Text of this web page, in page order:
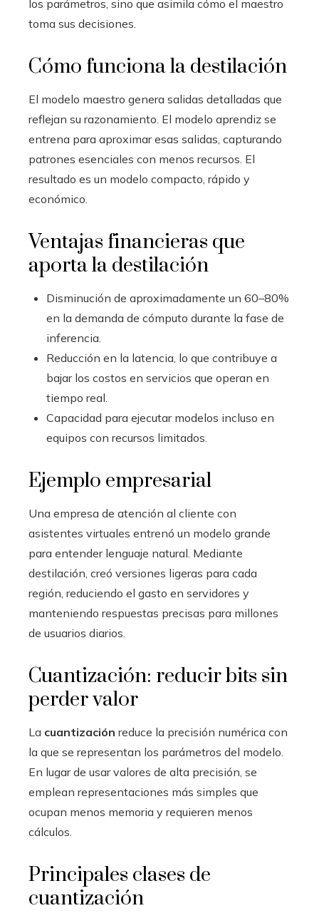
los parámetros, sino que asimila cómo el maestro
toma sus decisiones.
Cómo funciona la destilación
El modelo maestro genera salidas detalladas que
reflejan su razonamiento. El modelo aprendiz se
entrena para aproximar esas salidas, capturando
patrones esenciales con menos recursos. El
resultado es un modelo compacto, rápido y
económico.
Ventajas financieras que
aporta la destilación
Disminución de aproximadamente un 60–80%
en la demanda de cómputo durante la fase de
inferencia.
Reducción en la latencia, lo que contribuye a
bajar los costos en servicios que operan en
tiempo real.
Capacidad para ejecutar modelos incluso en
equipos con recursos limitados.
Ejemplo empresarial
Una empresa de atención al cliente con
asistentes virtuales entrenó un modelo grande
para entender lenguaje natural. Mediante
destilación, creó versiones ligeras para cada
región, reduciendo el gasto en servidores y
manteniendo respuestas precisas para millones
de usuarios diarios.
Cuantización: reducir bits sin
perder valor
La cuantización reduce la precisión numérica con
la que se representan los parámetros del modelo.
En lugar de usar valores de alta precisión, se
emplean representaciones más simples que
ocupan menos memoria y requieren menos
cálculos.
Principales clases de
cuantización